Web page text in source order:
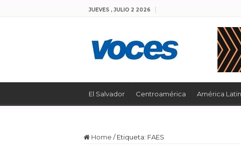
JUEVES , JULIO 2 2026
El Salvador Centroamérica América
Home / Etiqueta: FAES